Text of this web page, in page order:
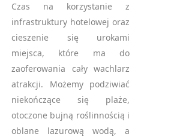
Czas na korzystanie z
infrastruktury hotelowej oraz
cieszenie się urokami
miejsca, które ma do
zaoferowania cały wachlarz
atrakcji. Możemy podziwiać
niekończące się plaże,
otoczone bujną roślinnością i
oblane lazurową wodą, a